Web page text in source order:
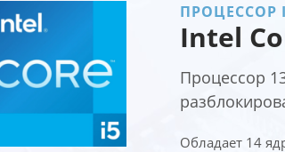
ПРОЦЕССОР
Intel
Процессор
Обладает 14